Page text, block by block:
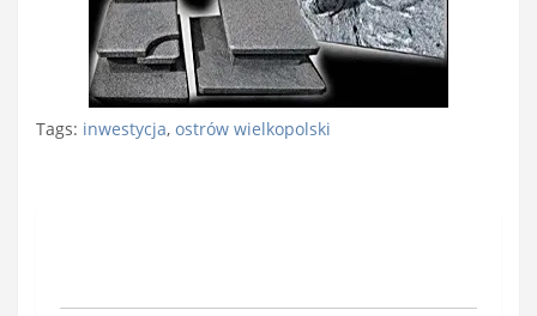
Tags: inwestycja, ostrów wielkopolski